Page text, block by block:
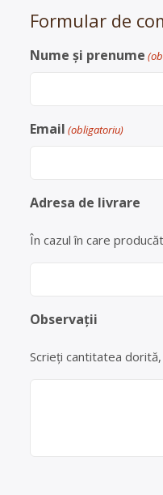
Formular de
Nume și prenume
Email (obligatoriu)
Adresa de livrare
În cazul în care
Observații
Scrieți cantitatea